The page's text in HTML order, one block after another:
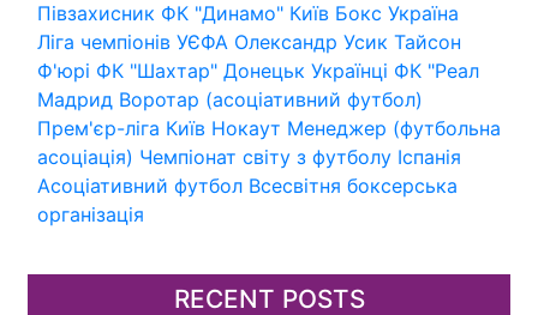
Півзахисник ФК "Динамо" Київ Бокс Україна
Ліга чемпіонів УЄФА Олександр Усик Тайсон
Ф'юрі ФК "Шахтар" Донецьк Українці ФК "Реал
Мадрид Воротар (асоціативний футбол)
Прем'єр-ліга Київ Нокаут Менеджер (футбольна
асоціація) Чемпіонат світу з футболу Іспанія
Асоціативний футбол Всесвітня боксерська
організація
RECENT POSTS